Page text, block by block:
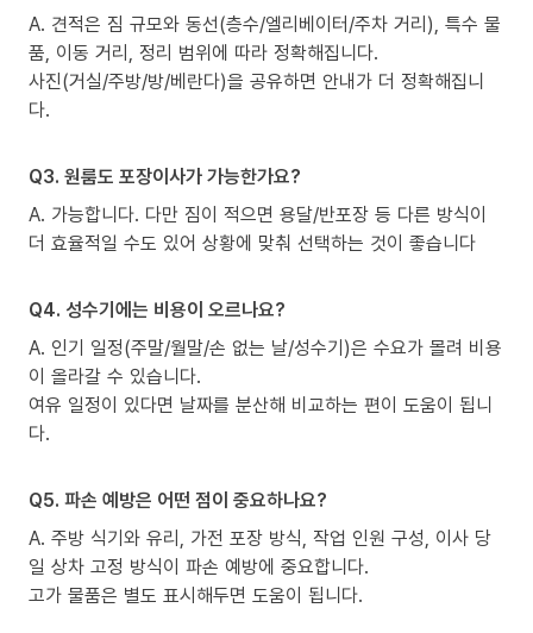
A. 견적은 짐 규모와 동선(층수/엘리베이터/주차 거리), 특수 물
품, 이동 거리, 정리 범위에 따라 정확해집니다.
사진(거실/주방/방/베란다)을 공유하면 안내가 더 정확해집니
다.
Q3. 원룸도 포장이사가 가능한가요?
A. 가능합니다. 다만 짐이 적으면 용달/반포장 등 다른 방식이
더 효율적일 수도 있어 상황에 맞춰 선택하는 것이 좋습니다
Q4. 성수기에는 비용이 오르나요?
A. 인기 일정(주말/월말/손 없는 날/성수기)은 수요가 몰려 비용
이 올라갈 수 있습니다.
여유 일정이 있다면 날짜를 분산해 비교하는 편이 도움이 됩니
다.
Q5. 파손 예방은 어떤 점이 중요하나요?
A. 주방 식기와 유리, 가전 포장 방식, 작업 인원 구성, 이사 당
일 상차 고정 방식이 파손 예방에 중요합니다.
고가 물품은 별도 표시해두면 도움이 됩니다.